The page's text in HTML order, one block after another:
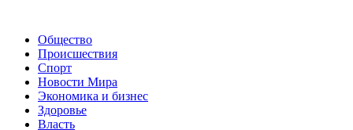
Общество
Происшествия
Спорт
Новости Мира
Экономика и бизнес
Здоровье
Власть